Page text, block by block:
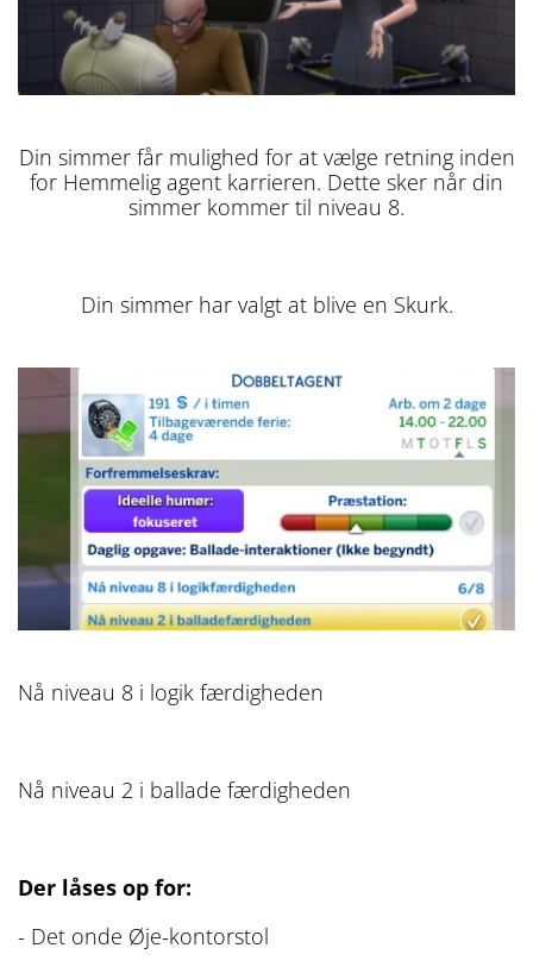
Din simmer får mulighed for at vælge retning inden
for Hemmelig agent karrieren. Dette sker når din
simmer kommer til niveau 8.
Din simmer har valgt at blive en Skurk.
Nå niveau 8 i logik færdigheden
Nå niveau 2 i ballade færdigheden
Der låses op for:
- Det onde Øje-kontorstol